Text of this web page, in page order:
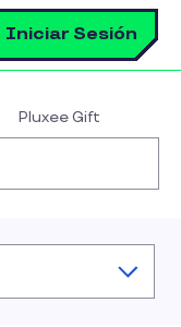
Iniciar Sesión
Pluxee Gift